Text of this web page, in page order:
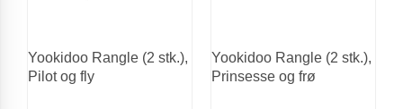
Yookidoo Rangle (2 stk.),
Pilot og fly
Yookidoo Rangle (2 stk.),
Prinsesse og frø